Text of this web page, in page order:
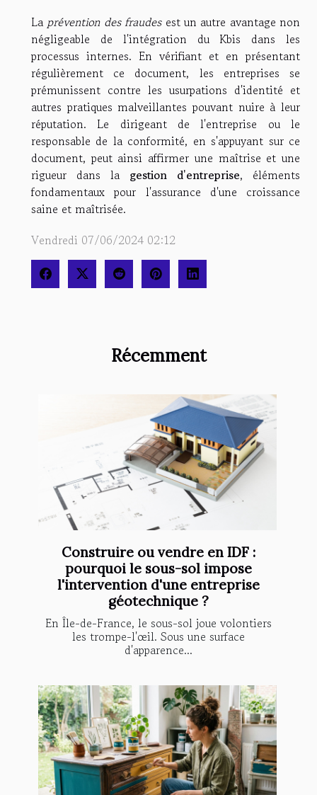
Récemment
Construire ou vendre en IDF :
pourquoi le sous-sol impose
l'intervention d'une entreprise
géotechnique ?
En Île-de-France, le sous-sol joue volontiers
les trompe-l'œil. Sous une surface
d'apparence...
La prévention des fraudesest un autre avantage non
négligeable de l'intégration du Kbis dans les
processus internes. En vérifiant et en présentant
régulièrement ce document, les entreprises se
prémunissent contre les usurpations d'identité et
autres pratiques malveillantes pouvant nuire à leur
réputation. Le dirigeant de l'entreprise ou le
responsable de la conformité, en s'appuyant sur ce
document, peut ainsi affirmer une maîtrise et une
rigueur dans la gestion d'entreprise, éléments
fondamentaux pour l'assurance d'une croissance
saine et maîtrisée.
Vendredi 07/06/2024 02:12